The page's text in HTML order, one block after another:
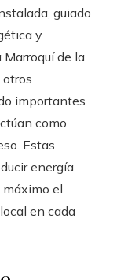
guiado
y
de la
otros
importantes
como
Estas
energía
el
en cada